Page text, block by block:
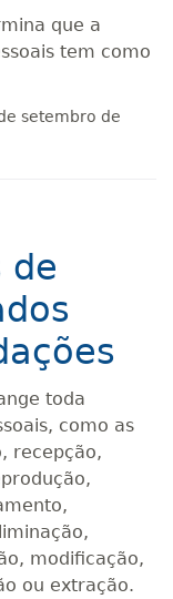
que a
tem como
setembro de
de
toda
como as
recepção,
modificação,
ou extração.